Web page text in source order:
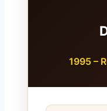
1995 –